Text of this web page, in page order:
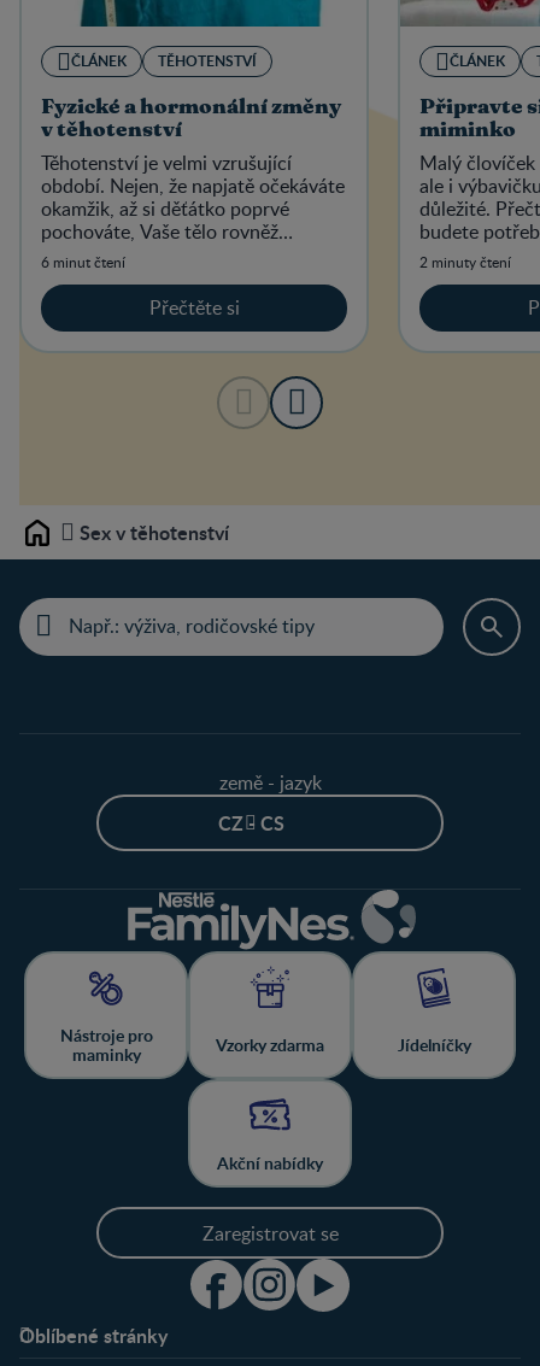
ČLÁNEK TĚHOTENSTVÍ
Fyzické a hormonální změny
v těhotenství
Těhotenství je velmi vzrušující
období. Nejen, že napjatě očekáváte
okamžik, až si děťátko poprvé
pochováte, Vaše tělo rovněž
prochází řadou změn.
6 minut čtení
Přečtěte si
ČLÁNEK
Připravte
miminko
Malý človíček
ale i
důležité.
budete
2 minuty čtení
Home Sex v těhotenství
země - jazyk
CZ - CS
Nástroje pro
maminky
Vzorky zdarma Jídelníčky
Akční nabídky
Zaregistrovat se
Oblíbené stránky